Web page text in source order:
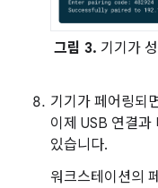
그림 3. 기기가
기기가 페어링되
이제 USB 연결과
있습니다.
워크스테이션의